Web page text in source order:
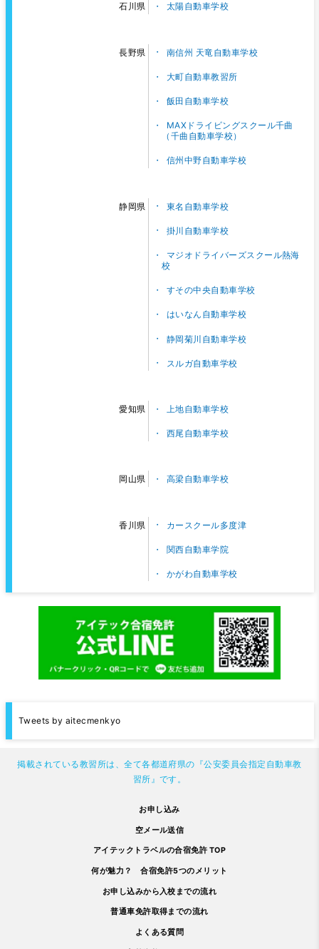
石川県 太陽自動車学校
長野県 南信州 天竜自動車学校
大町自動車教習所
飯田自動車学校
MAXドライビングスクール千曲
（千曲自動車学校）
信州中野自動車学校
静岡県 東名自動車学校
掛川自動車学校
マジオドライバーズスクール熱海
校
すその中央自動車学校
はいなん自動車学校
静岡菊川自動車学校
スルガ自動車学校
愛知県 上地自動車学校
西尾自動車学校
岡山県 高梁自動車学校
香川県 カースクール多度津
関西自動車学院
かがわ自動車学校
Tweets by aitecmenkyo
掲載されている教習所は、全て各都道府県の『公安委員会指定自動車教
習所』です。
お申し込み
空メール送信
アイテックトラベルの合宿免許 TOP
何が魅力？ 合宿免許5つのメリット
お申し込みから入校までの流れ
普通車免許取得までの流れ
よくある質問